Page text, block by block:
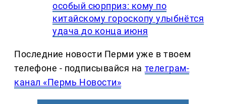
особый сюрприз: кому по
китайскому гороскопу улыбнётся
удача до конца июня
Последние новости Перми уже в твоем
телефоне - подписывайся на телеграм-
канал «Пермь Новости»